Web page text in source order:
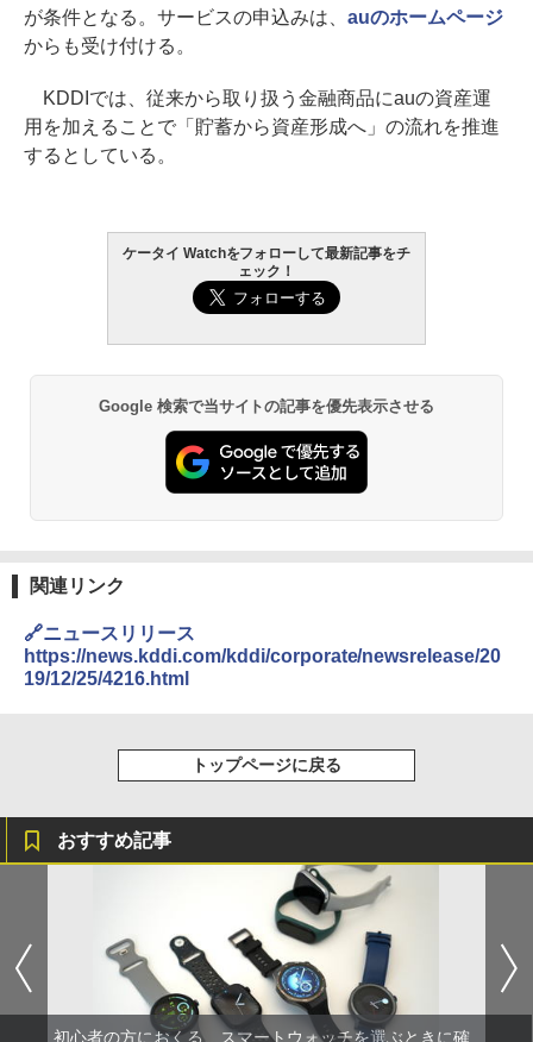
が条件となる。サービスの申込みは、 auのホームページ
からも受け付ける。
KDDIでは、従来から取り扱う金融商品にauの資産運
用を加えることで「貯蓄から資産形成へ」の流れを推進
するとしている。
ケータイ Watchをフォローして最新記事をチ
ェック！
Google 検索で当サイトの記事を優先表示させる
関連リンク
🔗ニュースリリース
https://news.kddi.com/kddi/corporate/newsrelease/20
19/12/25/4216.html
トップページに戻る
おすすめ記事
初心者の方におくる、スマートウォッチを選ぶときに確